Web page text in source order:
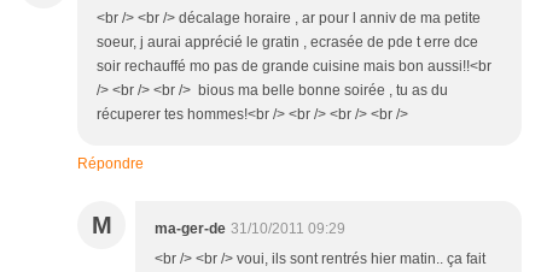
<br /> <br /> décalage horaire , ar pour l anniv de ma petite
soeur, j aurai apprécié le gratin , ecrasée de pde t erre dce
soir rechauffé mo pas de grande cuisine mais bon aussi!!<br
/> <br /> <br /> bious ma belle bonne soirée , tu as du
récuperer tes hommes!<br /> <br /> <br /> <br />
Répondre
M ma-ger-de 31/10/2011 09:29
<br /> <br /> voui, ils sont rentrés hier matin.. ça fait